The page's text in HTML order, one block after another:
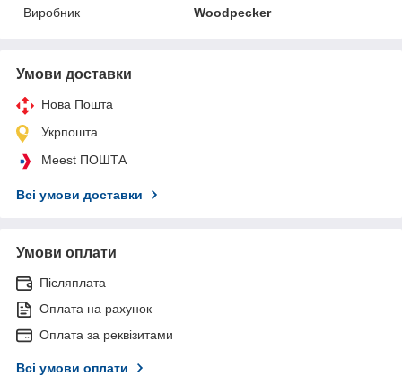
Виробник
Woodpecker
Умови доставки
Нова Пошта
Укрпошта
Meest ПОШТА
Всі умови доставки
Умови оплати
Післяплата
Оплата на рахунок
Оплата за реквізитами
Всі умови оплати